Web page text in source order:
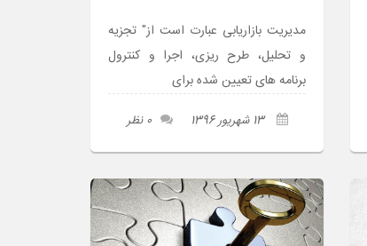
مدیریت بازاریابی عبارت است از" تجزیه
و تحلیل، طرح ریزی، اجرا و کنترول
برنامه های تعیین شده برای
13 شهریور 1396 0 نظر